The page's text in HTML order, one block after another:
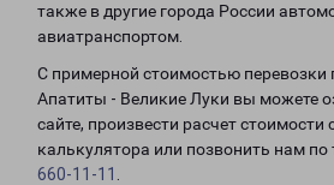
также в другие города России
авиатранспортом.
С примерной стоимостью перевозки
Апатиты - Великие Луки вы можете
сайте, произвести расчет
калькулятора или позвонить нам по
660-11-11